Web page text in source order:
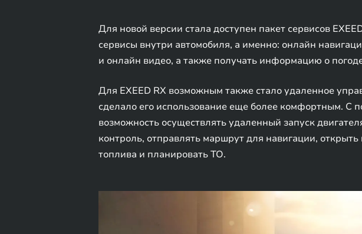
Для новой версии стала доступен пакет сервисов
сервисы внутри автомобиля, а именно: онлайн
и онлайн видео, а также получать информацию о
Для EXEED RX возможным также стало удаленное
сделало его использование еще более комфортным. С
возможность осуществлять удаленный запуск
контроль, отправлять маршрут для навигации,
топлива и планировать ТО.